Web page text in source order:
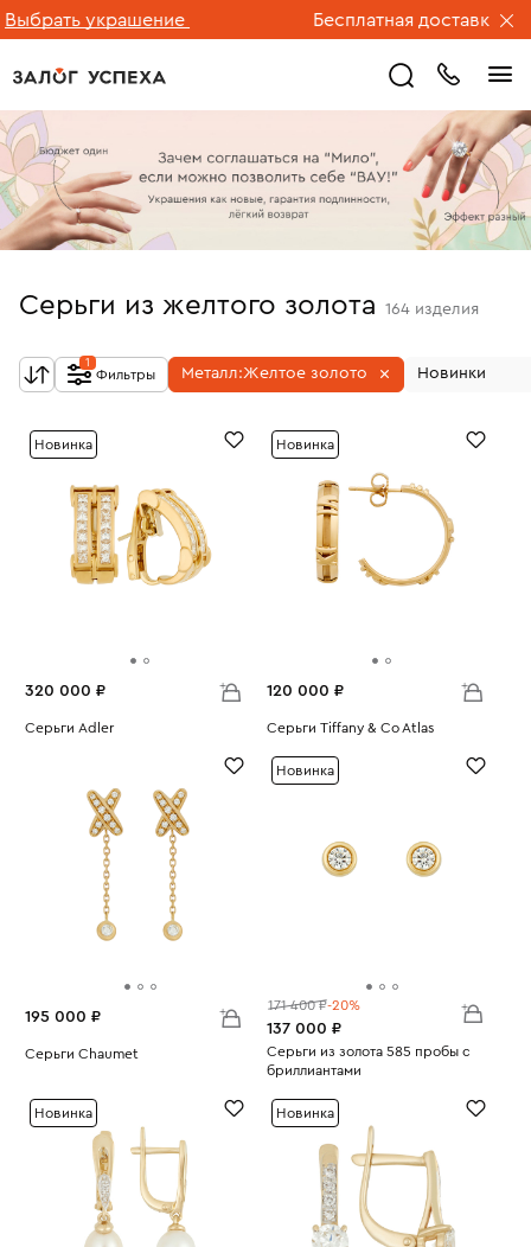
украшение Бесплатная доставка
Серьги из желтого золота 164 изделия
Фильтры
1
Металл:Желтое золото Новинки
Новинка
320 000 ₽
Серьги Adler
Новинка
120 000 ₽
Серьги Tiffany & Co Atlas
195 000 ₽
Серьги Chaumet
Новинка
171 400 ₽-20%
137 000 ₽
Серьги из золота 585 пробы с
бриллиантами
Новинка Новинка